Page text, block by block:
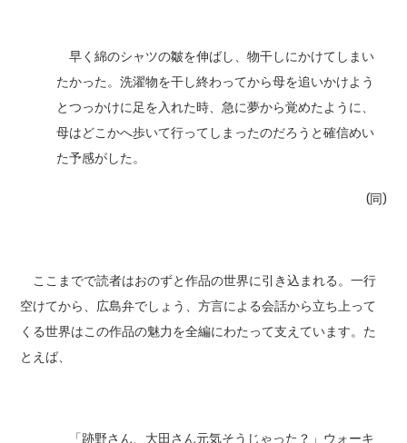
早く綿のシャツの皺を伸ばし、物干しにかけてしまい
たかった。洗濯物を干し終わってから母を追いかけよう
とつっかけに足を入れた時、急に夢から覚めたように、
母はどこかへ歩いて行ってしまったのだろうと確信めい
た予感がした。
(同)
ここまでで読者はおのずと作品の世界に引き込まれる。一行
空けてから、広島弁でしょう、方言による会話から立ち上って
くる世界はこの作品の魅力を全編にわたって支えています。た
とえば、
「跡野さん、大田さん元気そうじゃった？」ウォーキ